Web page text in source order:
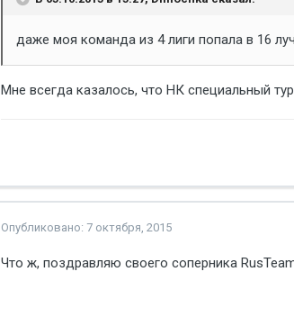
даже моя команда из 4 лиги попала в 16
Мне всегда казалось, что НК специальный
Опубликовано: 7 октября, 2015
Что ж, поздравляю своего соперника